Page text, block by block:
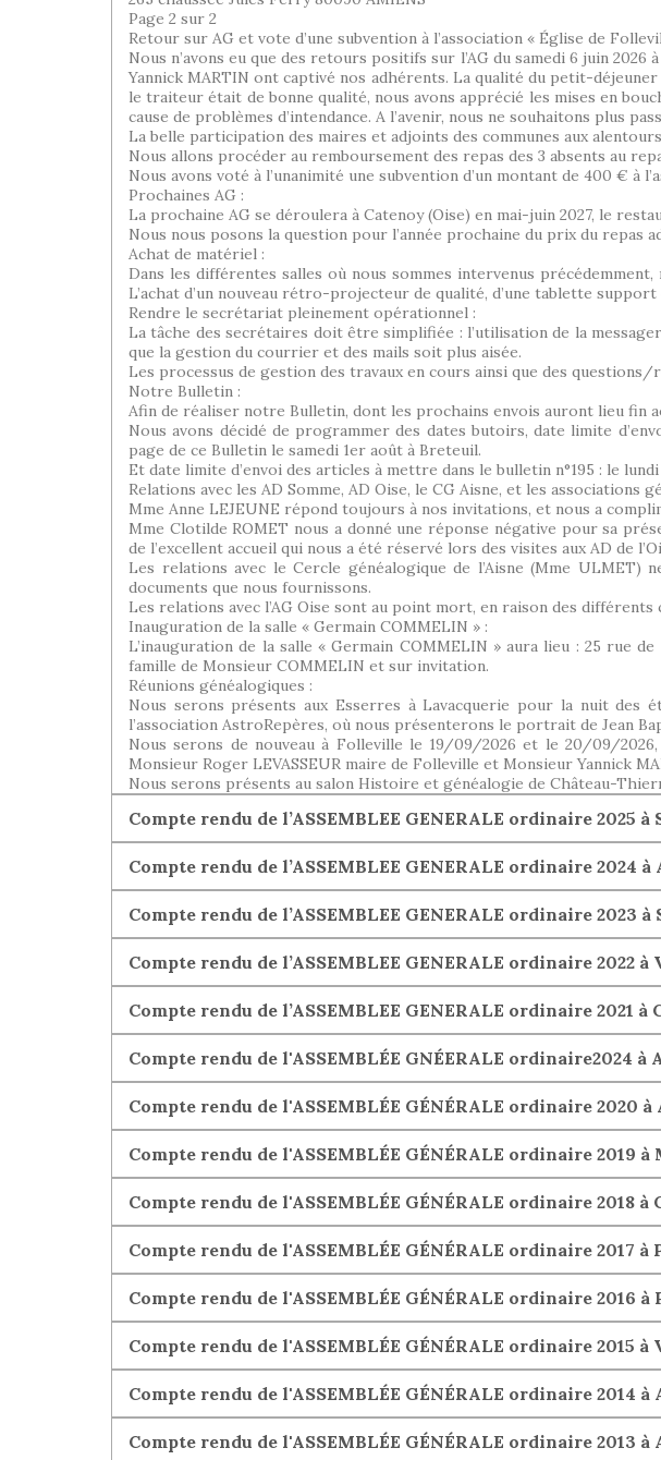
Page 2 sur 2
Retour sur AG et vote d’une subvention à l’association « Église de
Nous n’avons eu que des retours positifs sur l’AG du samedi 6 juin
Yannick MARTIN ont captivé nos adhérents. La qualité du petit-
le traiteur était de bonne qualité, nous avons apprécié les mises en
cause de problèmes d’intendance. A l’avenir, nous ne souhaitons plus
La belle participation des maires et adjoints des communes aux
Nous allons procéder au remboursement des repas des 3 absents au
Nous avons voté à l’unanimité une subvention d’un montant de 400 € à
Prochaines AG :
La prochaine AG se déroulera à Catenoy (Oise) en mai-juin 2027, le
Nous nous posons la question pour l’année prochaine du prix du repas
Achat de matériel :
Dans les différentes salles où nous sommes intervenus
L’achat d’un nouveau rétro-projecteur de qualité, d’une tablette
Rendre le secrétariat pleinement opérationnel :
La tâche des secrétaires doit être simplifiée : l’utilisation de la
que la gestion du courrier et des mails soit plus aisée.
Les processus de gestion des travaux en cours ainsi que des
Notre Bulletin :
Afin de réaliser notre Bulletin, dont les prochains envois auront lieu fin
Nous avons décidé de programmer des dates butoirs, date limite
page de ce Bulletin le samedi 1er août à Breteuil.
Et date limite d’envoi des articles à mettre dans le bulletin n°195 : le
Relations avec les AD Somme, AD Oise, le CG Aisne, et les associations
Mme Anne LEJEUNE répond toujours à nos invitations, et nous a
Mme Clotilde ROMET nous a donné une réponse négative pour sa
de l’excellent accueil qui nous a été réservé lors des visites aux AD de
Les relations avec le Cercle généalogique de l’Aisne (Mme ULMET)
documents que nous fournissons.
Les relations avec l’AG Oise sont au point mort, en raison des
Inauguration de la salle « Germain COMMELIN » :
L’inauguration de la salle « Germain COMMELIN » aura lieu : 25 rue
famille de Monsieur COMMELIN et sur invitation.
Réunions généalogiques :
Nous serons présents aux Esserres à Lavacquerie pour la nuit
l’association AstroRepères, où nous présenterons le portrait de Jean
Nous serons de nouveau à Folleville le 19/09/2026 et le 20/09/
Monsieur Roger LEVASSEUR maire de Folleville et Monsieur Yannick
Nous serons présents au salon Histoire et généalogie de Château-
Compte rendu de l’ASSEMBLEE GENERALE ordinaire 2025
Compte rendu de l’ASSEMBLEE GENERALE ordinaire 2024 à
Compte rendu de l’ASSEMBLEE GENERALE ordinaire
Compte rendu de l’ASSEMBLEE GENERALE ordinaire 2022 à
Compte rendu de l’ASSEMBLEE GENERALE ordinaire 2021 à
Compte rendu de l'ASSEMBLÉE GNÉERALE ordinaire2024 à
Compte rendu de l'ASSEMBLÉE GÉNÉRALE ordinaire 2020 à
Compte rendu de l'ASSEMBLÉE GÉNÉRALE ordinaire 2019 à
Compte rendu de l'ASSEMBLÉE GÉNÉRALE ordinaire 2018 à
Compte rendu de l'ASSEMBLÉE GÉNÉRALE ordinaire 2017
Compte rendu de l'ASSEMBLÉE GÉNÉRALE ordinaire 2016 à
Compte rendu de l'ASSEMBLÉE GÉNÉRALE ordinaire 2015
Compte rendu de l'ASSEMBLÉE GÉNÉRALE ordinaire 2014 à
Compte rendu de l'ASSEMBLÉE GÉNÉRALE ordinaire 2013 à